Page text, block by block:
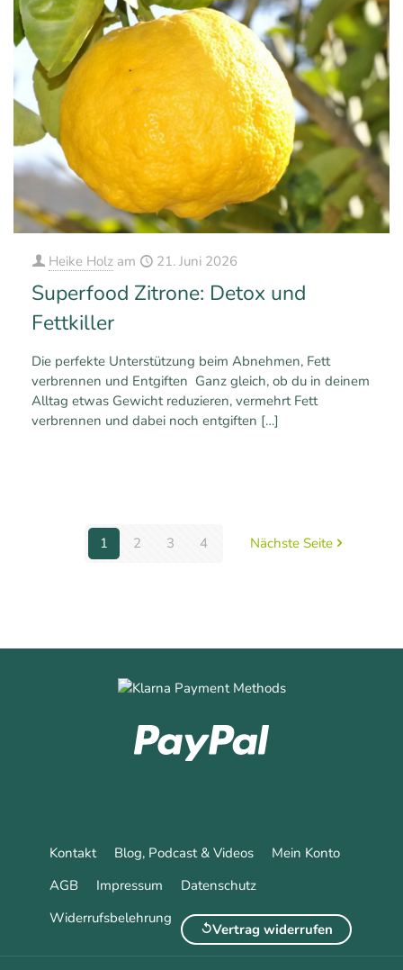
Heike Holz am 21. Juni 2026
Superfood Zitrone: Detox und
Fettkiller
Die perfekte Unterstützung beim Abnehmen, Fett
verbrennen und Entgiften Ganz gleich, ob du in deinem
Alltag etwas Gewicht reduzieren, vermehrt Fett
verbrennen und dabei noch entgiften […]
1 2 3 4 Nächste Seite
Kontakt Blog, Podcast & Videos
Mein Konto
AGB
Impressum
Datenschutz
Widerrufsbelehrung
Vertrag widerrufen